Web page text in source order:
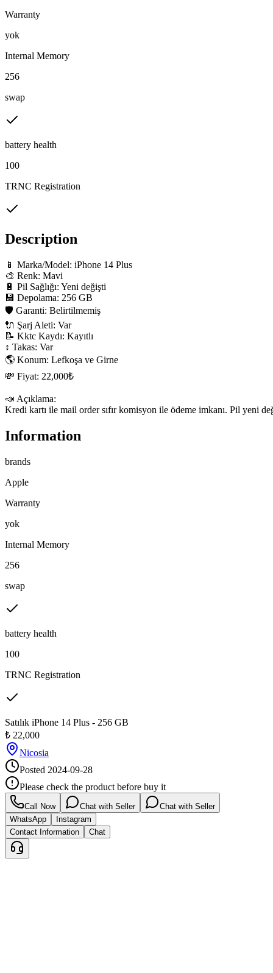
Warranty
yok
Internal Memory
256
swap
battery health
100
TRNC Registration
Description
📱 Marka/Model: iPhone 14 Plus
🎨 Renk: Mavi
🔋 Pil Sağlığı: Yeni değişti
💾 Depolama: 256 GB
🛡 Garanti: Belirtilmemiş
🔌 Şarj Aleti: Var
📝 Kktc Kaydı: Kayıtlı
↕️ Takas: Var
🌎 Konum: Lefkoşa ve Girne
💸 Fiyat: 22,000₺
📣 Açıklama:
Kredi kartı ile mail order sıfır komisyon ile ödeme imkanı. Pil yeni
Information
brands
Apple
Warranty
yok
Internal Memory
256
swap
battery health
100
TRNC Registration
Satılık iPhone 14 Plus - 256 GB
₺ 22,000
Nicosia
Posted 2024-09-28
Please check the product before buy it
Call Now Chat with Seller
Chat with Seller
WhatsApp
Instagram
Contact Information
Chat